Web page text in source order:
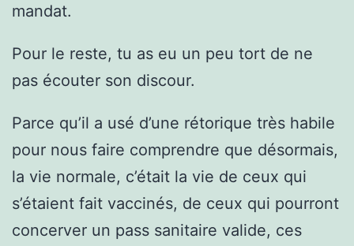
mandat.
Pour le reste, tu as eu un peu tort de ne
pas écouter son discour.
Parce qu’il a usé d’une rétorique très habile
pour nous faire comprendre que désormais,
la vie normale, c’était la vie de ceux qui
s’étaient fait vaccinés, de ceux qui pourront
concerver un pass sanitaire valide, ces